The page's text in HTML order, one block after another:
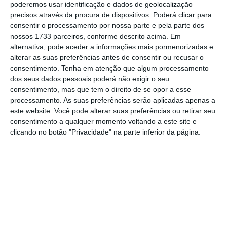
poderemos usar identificação e dados de geolocalização
precisos através da procura de dispositivos. Poderá clicar para
consentir o processamento por nossa parte e pela parte dos
nossos 1733 parceiros, conforme descrito acima. Em
alternativa, pode aceder a informações mais pormenorizadas e
alterar as suas preferências antes de consentir ou recusar o
consentimento. Tenha em atenção que algum processamento
dos seus dados pessoais poderá não exigir o seu
consentimento, mas que tem o direito de se opor a esse
processamento. As suas preferências serão aplicadas apenas a
este website. Você pode alterar suas preferências ou retirar seu
consentimento a qualquer momento voltando a este site e
clicando no botão "Privacidade" na parte inferior da página.
Acompanhe o Pplware no Google Notícias
Proponha uma correção, faça uma sugestão
Ana Sofia Neto
Tags: Alibaba encomendas foguetão mercadorias